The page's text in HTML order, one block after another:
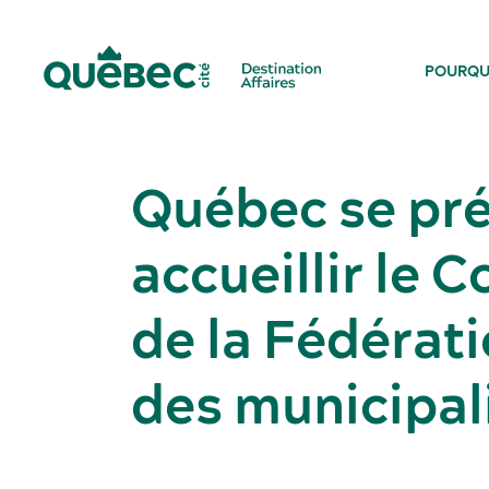
Québec se
accueillir le
de la
des